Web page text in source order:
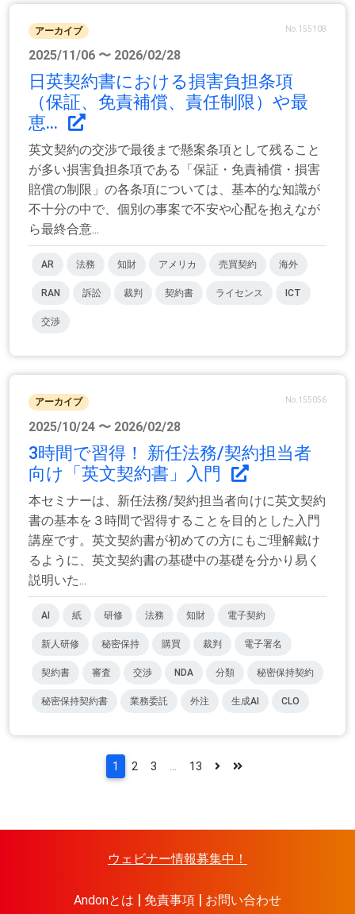
アーカイブ No.155108
2025/11/06 〜 2026/02/28
日英契約書における損害負担条項
（保証、免責補償、責任制限）や最
恵...
英文契約の交渉で最後まで懸案条項として残ること
が多い損害負担条項である「保証・免責補償・損害
賠償の制限」の各条項については、基本的な知識が
不十分の中で、個別の事案で不安や心配を抱えなが
ら最終合意...
AR 法務 知財 アメリカ 売買契約 海外
RAN 訴訟 裁判 契約書 ライセンス ICT
交渉
アーカイブ No.155056
2025/10/24 〜 2026/02/28
3時間で習得！ 新任法務/契約担当者
向け「英文契約書」入門
本セミナーは、新任法務/契約担当者向けに英文契約
書の基本を３時間で習得することを目的とした入門
講座です。英文契約書が初めての方にもご理解戴け
るように、英文契約書の基礎中の基礎を分かり易く
説明いた...
AI 紙 研修 法務 知財 電子契約
新人研修 秘密保持 購買 裁判 電子署名
契約書 審査 交渉 NDA 分類 秘密保持契約
秘密保持契約書 業務委託 外注 生成AI CLO
1 2 3 13
ウェビナー情報募集中！
Andonとは 免責事項 お問い合わせ